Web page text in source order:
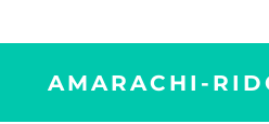
AMARACHI-